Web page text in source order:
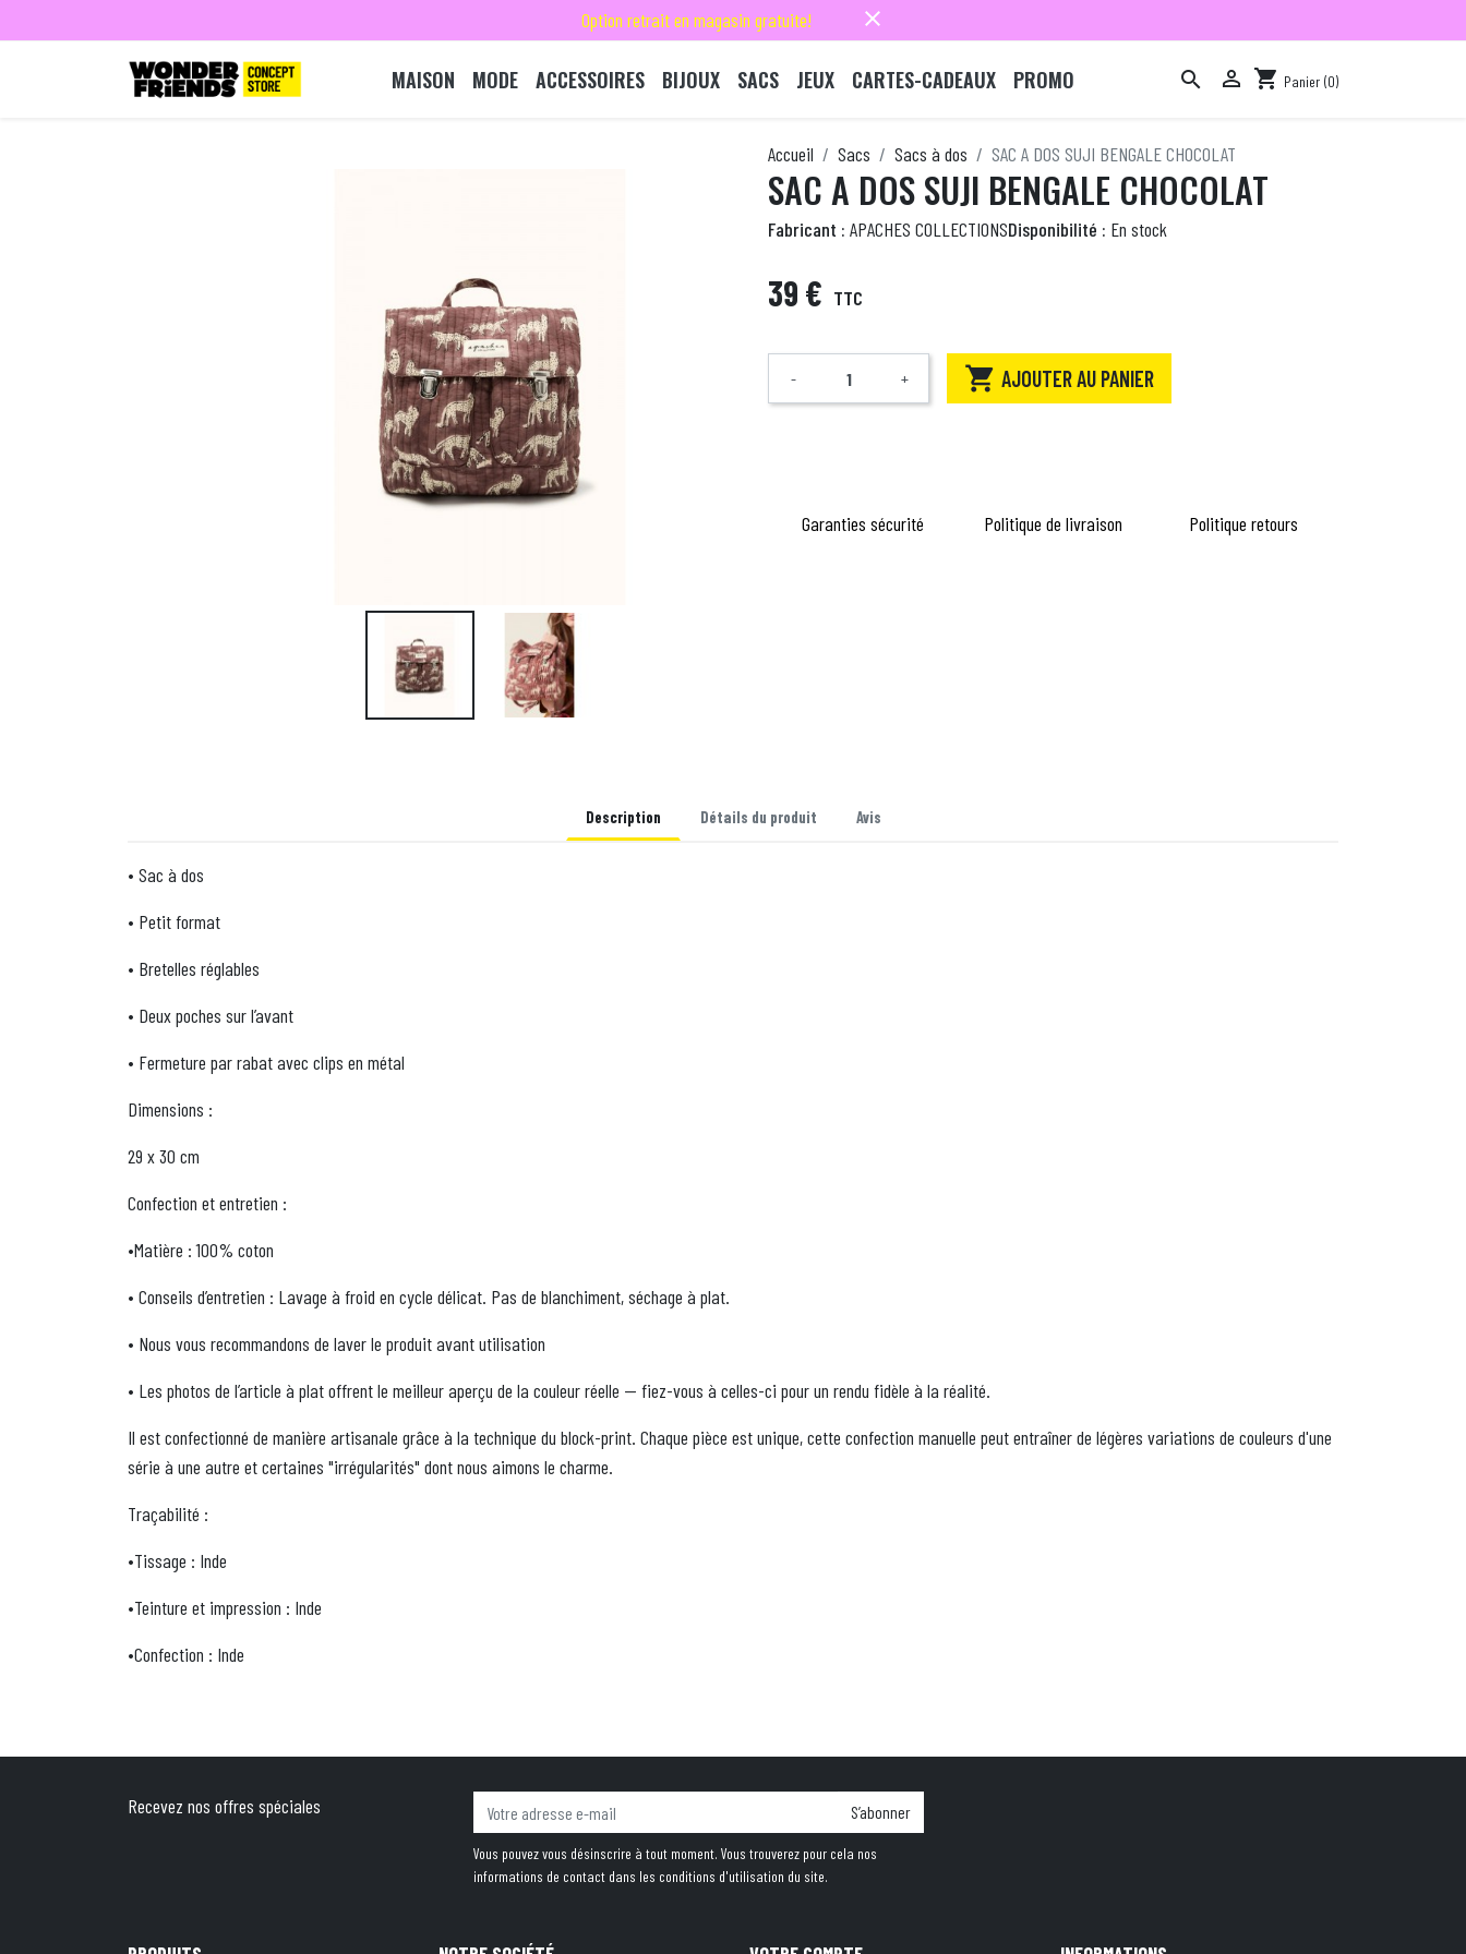
Option retrait en magasin gratuite! close
MAISON MODE ACCESSOIRES BIJOUX SACS JEUX CARTES-CADEAUX PROMO   shopping_cart Panier (0)
Accueil Sacs Sacs à dos SAC A DOS SUJI BENGALE CHOCOLAT
SAC A DOS SUJI BENGALE CHOCOLAT
Fabricant : APACHES COLLECTIONSDisponibilité : En stock
39 € TTC
Quantité
- +  AJOUTER AU PANIER
Garanties sécurité Politique de livraison Politique retours
Description Détails du produit Avis
• Sac à dos
• Petit format
• Bretelles réglables
• Deux poches sur l’avant
• Fermeture par rabat avec clips en métal
Dimensions :
29 x 30 cm
Confection et entretien :
•Matière : 100% coton
• Conseils d’entretien : Lavage à froid en cycle délicat. Pas de blanchiment, séchage à plat.
• Nous vous recommandons de laver le produit avant utilisation
• Les photos de l’article à plat offrent le meilleur aperçu de la couleur réelle — fiez-vous à celles-ci pour un rendu fidèle à la réalité.
Il est confectionné de manière artisanale grâce à la technique du block-print. Chaque pièce est unique, cette confection manuelle peut entraîner de légères variations de couleurs d'une
série à une autre et certaines "irrégularités" dont nous aimons le charme.
Traçabilité :
•Tissage : Inde
•Teinture et impression : Inde
•Confection : Inde
Recevez nos offres spéciales S’abonner
Vous pouvez vous désinscrire à tout moment. Vous trouverez pour cela nos
informations de contact dans les conditions d'utilisation du site.